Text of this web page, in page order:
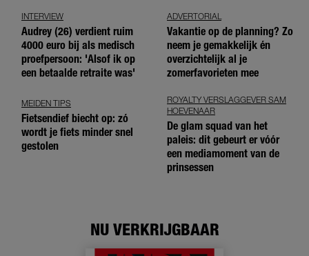
INTERVIEW
Audrey (26) verdient ruim
4000 euro bij als medisch
proefpersoon: 'Alsof ik op
een betaalde retraite was'
ADVERTORIAL
Vakantie op de planning? Zo
neem je gemakkelijk én
overzichtelijk al je
zomerfavorieten mee
MEIDEN TIPS
Fietsendief biecht op: zó
wordt je fiets minder snel
gestolen
ROYALTY VERSLAGGEVER SAM
HOEVENAAR
De glam squad van het
paleis: dit gebeurt er vóór
een mediamoment van de
prinsessen
NU VERKRIJGBAAR